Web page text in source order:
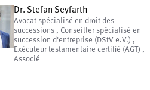
Dr. Stefan Seyfarth
Avocat spécialisé en droit des
successions , Conseiller spécialisé en
succession d'entreprise (DStV e.V.) ,
Exécuteur testamentaire certifié (AGT) ,
Associé